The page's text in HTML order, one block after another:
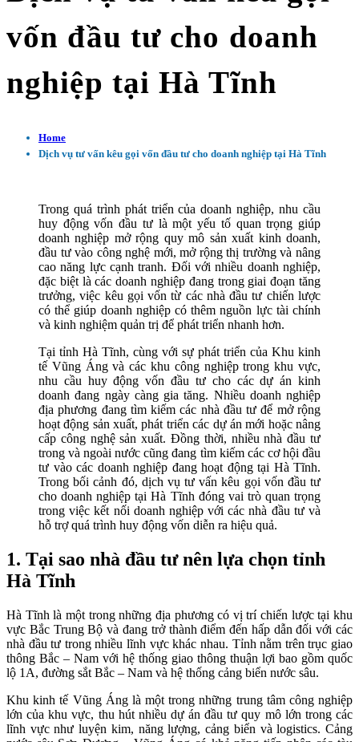
vốn đầu tư cho doanh
nghiệp tại Hà Tĩnh
Home
Dịch vụ tư vấn kêu gọi vốn đầu tư cho doanh nghiệp tại Hà Tĩnh
Trong quá trình phát triển của doanh nghiệp, nhu cầu
huy động vốn đầu tư là một yếu tố quan trọng giúp
doanh nghiệp mở rộng quy mô sản xuất kinh doanh,
đầu tư vào công nghệ mới, mở rộng thị trường và nâng
cao năng lực cạnh tranh. Đối với nhiều doanh nghiệp,
đặc biệt là các doanh nghiệp đang trong giai đoạn tăng
trưởng, việc kêu gọi vốn từ các nhà đầu tư chiến lược
có thể giúp doanh nghiệp có thêm nguồn lực tài chính
và kinh nghiệm quản trị để phát triển nhanh hơn.
Tại tỉnh Hà Tĩnh, cùng với sự phát triển của Khu kinh
tế Vũng Áng và các khu công nghiệp trong khu vực,
nhu cầu huy động vốn đầu tư cho các dự án kinh
doanh đang ngày càng gia tăng. Nhiều doanh nghiệp
địa phương đang tìm kiếm các nhà đầu tư để mở rộng
hoạt động sản xuất, phát triển các dự án mới hoặc nâng
cấp công nghệ sản xuất. Đồng thời, nhiều nhà đầu tư
trong và ngoài nước cũng đang tìm kiếm các cơ hội đầu
tư vào các doanh nghiệp đang hoạt động tại Hà Tĩnh.
Trong bối cảnh đó, dịch vụ tư vấn kêu gọi vốn đầu tư
cho doanh nghiệp tại Hà Tĩnh đóng vai trò quan trọng
trong việc kết nối doanh nghiệp với các nhà đầu tư và
hỗ trợ quá trình huy động vốn diễn ra hiệu quả.
1. Tại sao nhà đầu tư nên lựa chọn tỉnh
Hà Tĩnh
Hà Tĩnh là một trong những địa phương có vị trí chiến lược tại khu
vực Bắc Trung Bộ và đang trở thành điểm đến hấp dẫn đối với các
nhà đầu tư trong nhiều lĩnh vực khác nhau. Tỉnh nằm trên trục giao
thông Bắc – Nam với hệ thống giao thông thuận lợi bao gồm quốc
lộ 1A, đường sắt Bắc – Nam và hệ thống cảng biển nước sâu.
Khu kinh tế Vũng Áng là một trong những trung tâm công nghiệp
lớn của khu vực, thu hút nhiều dự án đầu tư quy mô lớn trong các
lĩnh vực như luyện kim, năng lượng, cảng biển và logistics. Cảng